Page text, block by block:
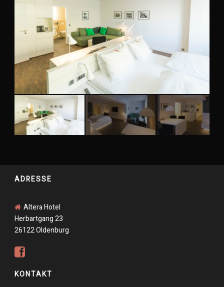
ADRESSE
Altera Hotel
Herbartgang 23
26122 Oldenburg
KONTAKT